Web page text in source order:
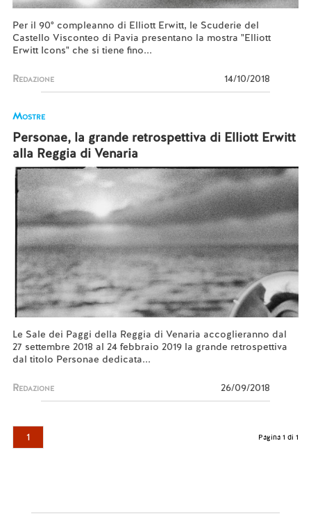
Per il 90° compleanno di Elliott Erwitt, le Scuderie del
Castello Visconteo di Pavia presentano la mostra "Elliott
Erwitt Icons" che si tiene fino...
Redazione 14/10/2018
Mostre
Personae, la grande retrospettiva di Elliott Erwitt
alla Reggia di Venaria
Le Sale dei Paggi della Reggia di Venaria accoglieranno dal
27 settembre 2018 al 24 febbraio 2019 la grande retrospettiva
dal titolo Personae dedicata...
Redazione 26/09/2018
1 Pagina 1 di 1